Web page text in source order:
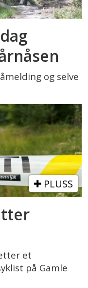
og selve
PLUSS
et
på Gamle